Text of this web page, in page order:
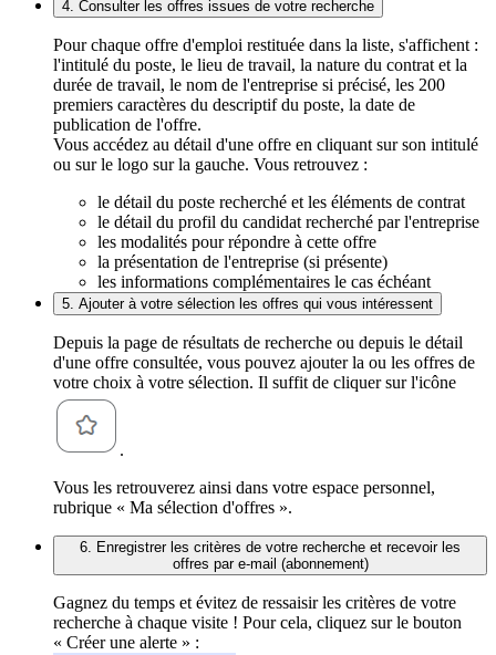
4. Consulter les offres issues de votre recherche
Pour chaque offre d'emploi restituée dans la liste, s'affichent :
l'intitulé du poste, le lieu de travail, la nature du contrat et la
durée de travail, le nom de l'entreprise si précisé, les 200
premiers caractères du descriptif du poste, la date de
publication de l'offre.
Vous accédez au détail d'une offre en cliquant sur son intitulé
ou sur le logo sur la gauche. Vous retrouvez :
le détail du poste recherché et les éléments de contrat
le détail du profil du candidat recherché par l'entreprise
les modalités pour répondre à cette offre
la présentation de l'entreprise (si présente)
les informations complémentaires le cas échéant
5. Ajouter à votre sélection les offres qui vous intéressent
Depuis la page de résultats de recherche ou depuis le détail
d'une offre consultée, vous pouvez ajouter la ou les offres de
votre choix à votre sélection. Il suffit de cliquer sur l'icône
.
Vous les retrouverez ainsi dans votre espace personnel,
rubrique « Ma sélection d'offres ».
6. Enregistrer les critères de votre recherche et recevoir les
offres par e-mail (abonnement)
Gagnez du temps et évitez de ressaisir les critères de votre
recherche à chaque visite ! Pour cela, cliquez sur le bouton
« Créer une alerte » :